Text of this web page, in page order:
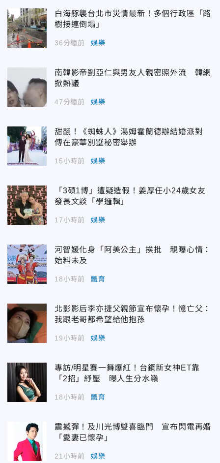
白海豚襲台北市災情最新！多個行政區「路
樹接連倒塌」
36分鐘前 娛樂
南韓影帝劉亞仁與男友人親密照外流 韓網
掀熱議
47分鐘前 娛樂
甜翻！《蜘蛛人》湯姆霍蘭德辦結婚派對
傳在豪華別墅秘密舉辦
15小時前 娛樂
「3碩1博」遭疑造假！姜厚任小24歲女友
發長文談「學邏輯」
17小時前 娛樂
河智媛化身「阿美公主」挨批 親曝心情：
始料未及
18小時前 體育
北影影后李亦捷父親節宣布懷孕！憶亡父：
我跟老哥都希望給他抱孫
19小時前 娛樂
專訪/明星賽一舞爆紅！台鋼新女神ET靠
「2招」紓壓 曝人生分水嶺
18小時前 體育
震撼彈！及川光博雙喜臨門 宣布閃電再婚
「愛妻已懷孕」
21小時前 娛樂